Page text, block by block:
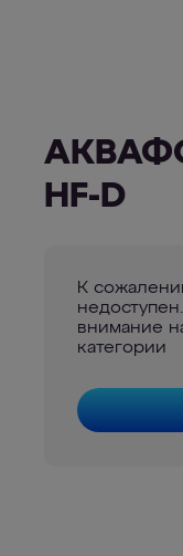
HF-D
К
внимание
категории